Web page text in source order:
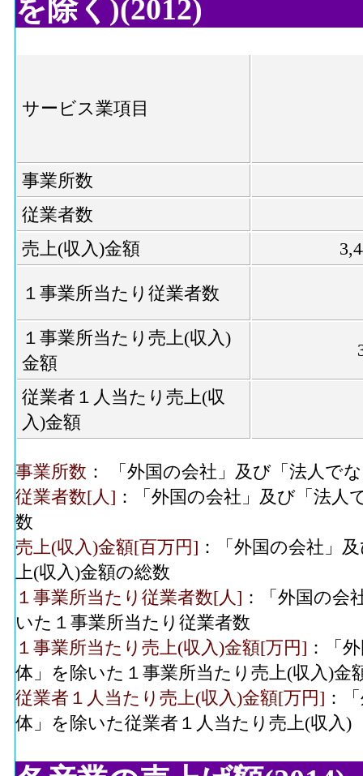
を除く)(2012)
サービス業項目
事業所数
従業者数
売上(収入)金額
１事業所当たり従業者数
１事業所当たり売上(収入)
金額
従業者１人当たり売上(収
入)金額
事業所数 ： 「外国の会社」及び「法人で
従業者数[人] ：「外国の会社」及び「法
数
売上(収入)金額[百万円] ：「外国の会社」
上(収入)金額の総数
１事業所当たり従業者数[人] ：「外国の会
いた１事業所当たり従業者数
１事業所当たり売上(収入)金額[万円] ：「
体」を除いた１事業所当たり売上(収入)金
従業者１人当たり売上(収入)金額[万円] ：
体」を除いた従業者１人当たり売上(収入)